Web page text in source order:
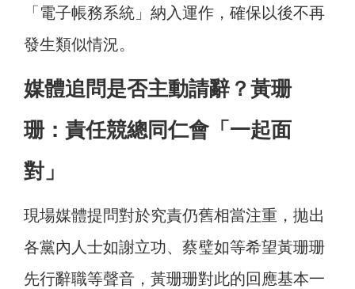
「電子帳務系統」納入運作，確保以後不再
發生類似情況。
媒體追問是否主動請辭？黃珊
珊：責任競總同仁會「一起面
對」
現場媒體提問對於究責仍舊相當注重，拋出
各黨內人士如謝立功、蔡璧如等希望黃珊珊
先行辭職等聲音，黃珊珊對此的回應基本一